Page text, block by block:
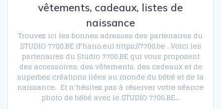
vêtements, cadeaux, listes de
naissance
Trouvez ici les bonnes adresses des partenaires du
STUDIO 7700.BE (Fhano.eu) https://7700.be . Voici les
partenaires du Studio 7700.BE qui vous proposent
des accessoires, des vêtements, des cadeaux et de
superbes créations liées au monde du bébé et de la
naissance. Et n’hésitez pas à réserver votre séance
photo de bébé avec le STUDIO 7700.BE…